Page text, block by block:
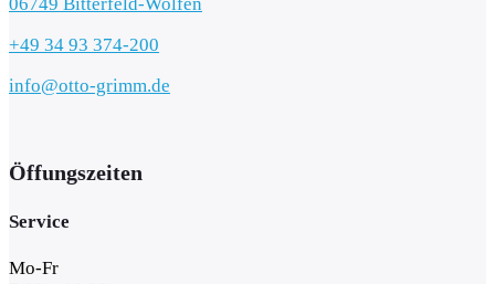
+49 34 93 374-200
info@otto-grimm.de
Öffungszeiten
Service
Mo-Fr